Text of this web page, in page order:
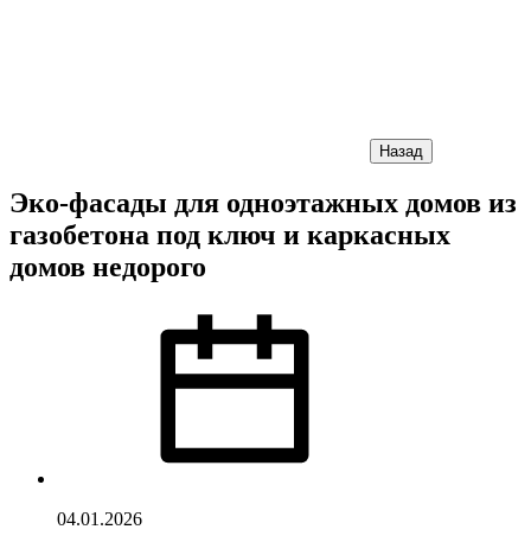
Назад
Эко-фасады для одноэтажных домов из
газобетона под ключ и каркасных
домов недорого
04.01.2026